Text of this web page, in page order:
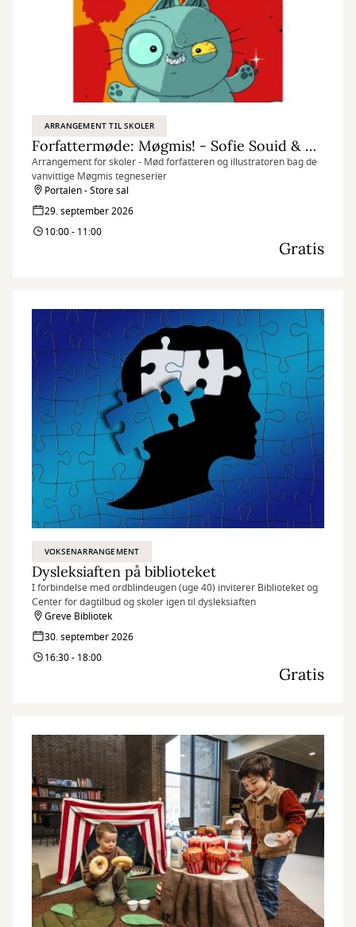
ARRANGEMENT TIL SKOLER
Forfattermøde: Møgmis! - Sofie Souid & Thomas Hjorthaab
Arrangement for skoler - Mød forfatteren og illustratoren bag de
vanvittige Møgmis tegneserier
Portalen - Store sal
29. september 2026
10:00 - 11:00
Gratis
VOKSENARRANGEMENT
Dysleksiaften på biblioteket
I forbindelse med ordblindeugen (uge 40) inviterer Biblioteket og
Center for dagtilbud og skoler igen til dysleksiaften
Greve Bibliotek
30. september 2026
16:30 - 18:00
Gratis